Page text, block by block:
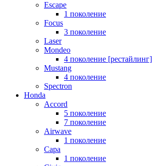
Escape
1 поколение
Focus
3 поколение
Laser
Mondeo
4 поколение [рестайлинг]
Mustang
4 поколение
Spectron
Honda
Accord
5 поколение
7 поколение
Airwave
1 поколение
Capa
1 поколение